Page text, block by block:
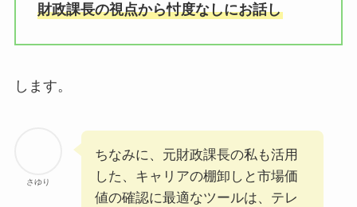
財政課長の視点から忖度なしにお話し
します。
さゆり
ちなみに、元財政課長の私も活用
した、キャリアの棚卸しと市場価
値の確認に最適なツールは、テレ